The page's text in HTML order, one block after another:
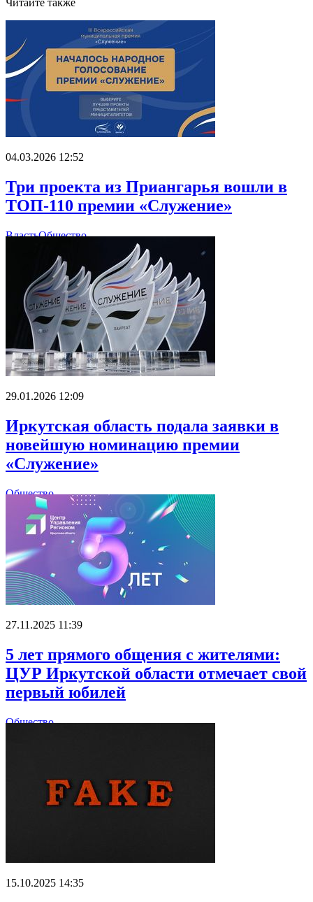
Читайте также
04.03.2026 12:52
Три проекта из Приангарья вошли в
ТОП-110 премии «Служение»
ВластьОбщество
29.01.2026 12:09
Иркутская область подала заявки в
новейшую номинацию премии
«Служение»
Общество
27.11.2025 11:39
5 лет прямого общения с жителями:
ЦУР Иркутской области отмечает свой
первый юбилей
Общество
15.10.2025 14:35